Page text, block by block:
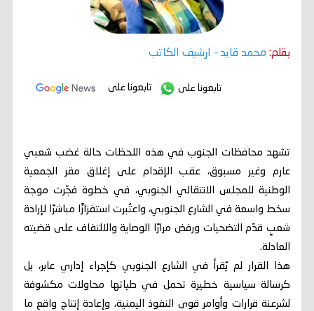
بقلم: محمد قايد - ارشيف الكاتب
تابعونا على تابعونا على
تشهد محافظات الجنوب في هذه اللحظات حالة غضب شعبي
عارم وغير مسبوق، عقب الإقدام على إغلاق مقر الجمعية
الوطنية للمجلس الانتقالي الجنوبي، في خطوة فجّرت موجة
سخط واسعة في الشارع الجنوبي، واعتُبرت استفزازًا مباشرًا لإرادة
شعبٍ قدّم التضحيات ورفض مرارًا الوصاية والالتفاف على قضيته
العادلة.
هذا القرار لم يُقرأ في الشارع الجنوبي كإجراء إداري عابر، بل
كرسالة سياسية خطيرة تحمل في طياتها محاولات مكشوفة
لشرعنة قرارات وأوامر قوى النفوذ اليمنية، وإعادة إنتاج واقع ما